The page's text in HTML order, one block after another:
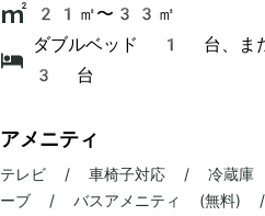
21㎡〜33㎡
ダブルベッド 1 台、ま
3 台
アメニティ
テレビ / 車椅子対応 / 冷蔵
ーブ / バスアメニティ (無料)